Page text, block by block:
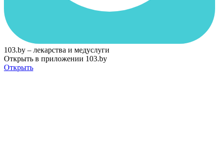
103.by – лекарства и медуслуги
Открыть в приложении 103.by
Открыть